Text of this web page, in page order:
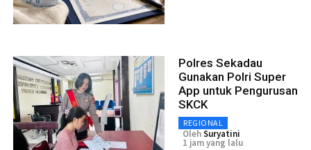
Polres Sekadau
Gunakan Polri Super
App untuk Pengurusan
SKCK
REGIONAL
OlehSuryatini
1 jam yang lalu